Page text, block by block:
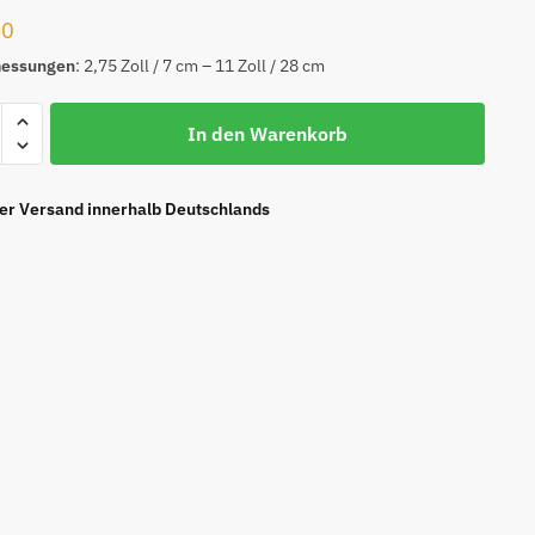
: 2,75 Zoll / 7 cm – 11 Zoll / 28 cm
In den Warenkorb
Versand innerhalb Deutschlands